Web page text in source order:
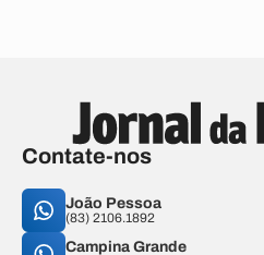
Contate-nos
João Pessoa
(83) 2106.1892
Campina Grande